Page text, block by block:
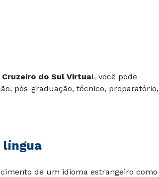
Cruzeiro do Sul Virtual, você pode
pós-graduação, técnico, preparatório,
língua
de um idioma estrangeiro como